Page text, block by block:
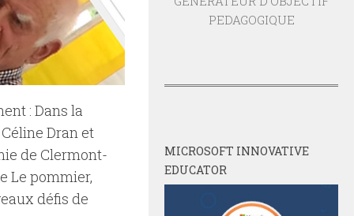
: Dans la
Dran et
de Clermont-
Le pommier,
défis de
PEDAGOGIQUE
MICROSOFT INNOVATIVE
EDUCATOR